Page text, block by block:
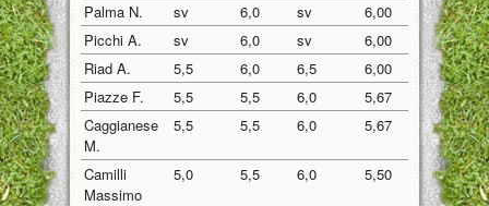
Palma N.
sv 6,0 sv
6,00
Picchi A.
sv 6,0 sv
6,00
Riad A.
5,5 6,0 6,5
6,00
Piazze F.
5,5 5,5 6,0
5,67
Caggianese
M.
5,5 5,5 6,0 5,67
Camilli
Massimo
5,0 5,5 6,0 5,50